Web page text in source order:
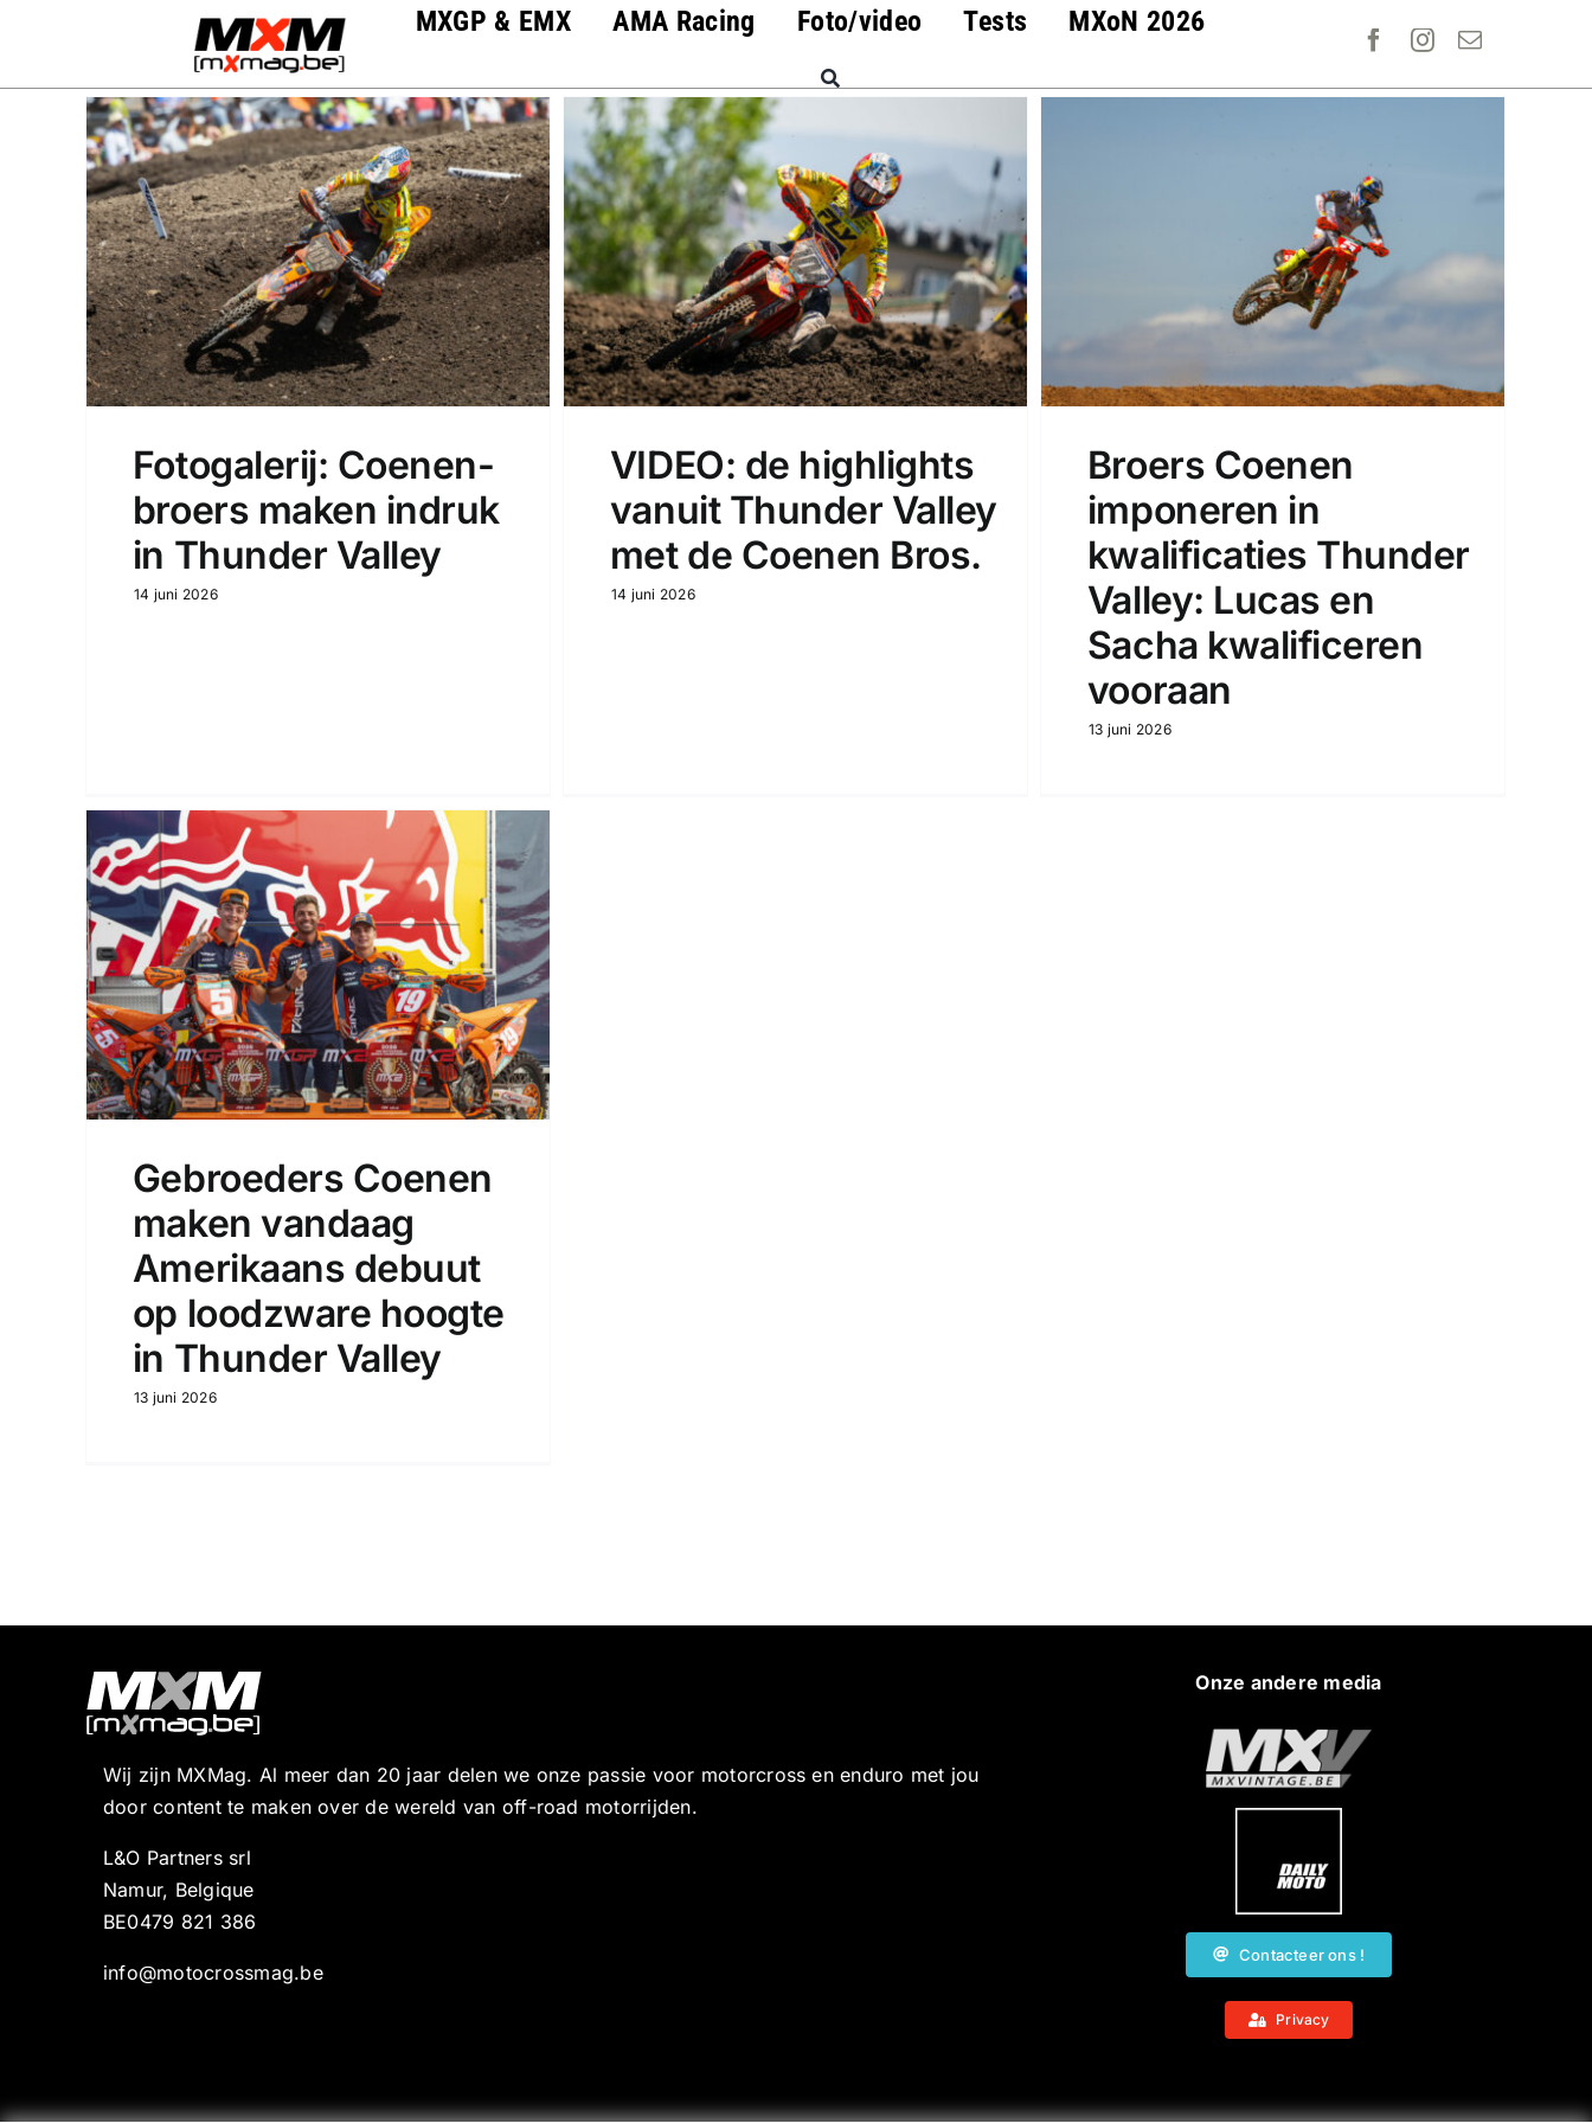
MXGP & EMX AMA Racing Foto/video Tests MXoN 2026
Fotogalerij: Coenen-
broers maken indruk
in Thunder Valley
14 juni 2026
VIDEO: de highlights
vanuit Thunder Valley
met de Coenen Bros.
14 juni 2026
Broers Coenen
imponeren in
kwalificaties Thunder
Valley: Lucas en
Sacha kwalificeren
vooraan
13 juni 2026
Gebroeders Coenen
maken vandaag
Amerikaans debuut
op loodzware hoogte
in Thunder Valley
13 juni 2026
Wij zijn MXMag. Al meer dan 20 jaar delen we onze passie voor motorcross en enduro met jou
door content te maken over de wereld van off-road motorrijden.
L&O Partners srl
Namur, Belgique
BE0479 821 386
info@motocrossmag.be
Onze andere media
Contacteer ons !
Privacy